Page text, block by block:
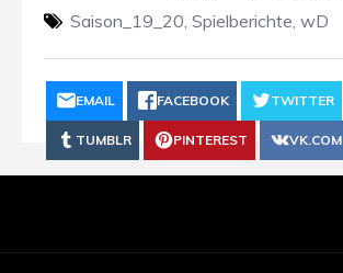
Saison_19_20, Spielberichte, wD
EMAIL FACEBOOK TWITTER
TUMBLR PINTEREST VK.COM